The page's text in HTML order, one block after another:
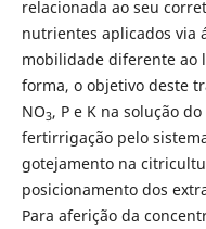
relacionada ao seu
nutrientes aplicados via
mobilidade diferente ao
forma, o objetivo deste
NO3, P e K na solução
fertirrigação pelo
gotejamento na
posicionamento dos
Para aferição da